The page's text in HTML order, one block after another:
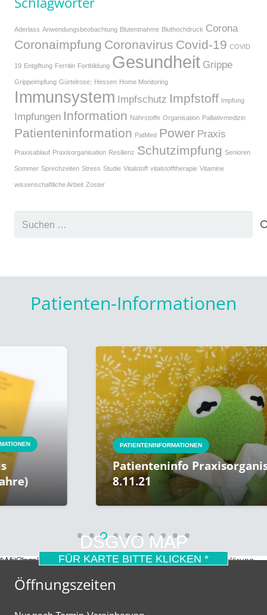
Aderlass Anwendungsbeobachtung Blutentnahme Bluthochdruck Corona
Coronaimpfung Coronavirus Covid-19 COVID
19 Entgiftung Ferritin Fortbildung Gesundheit Grippe
Grippeimpfung Gürtelrose; Hessen Home Monitoring
Immunsystem Impfschutz Impfstoff Impfung
Impfungen Information Nährstoffe Organisation Palliativmedizin
Patienteninformation PatMed Power Praxis
Praxisablauf Praxisorganisation Resilienz Schutzimpfung Senioren
Sommer Sprechzeiten Stress Studie Vitalstoff vitalstofftherapie Vitamine
wissenschaftliche Arbeit Zoster
Patienten-Informationen
PATIENTENINFORMATIONEN
Patienteninfo Praxisorganisation
8.11.21
DSGVO MAP
FÜR KARTE BITTE KLICKEN *
* Mit dem Laden der Karte akzeptierst du die Datenschutzerklärung von Google. Mehr erfahren
Öffnungszeiten